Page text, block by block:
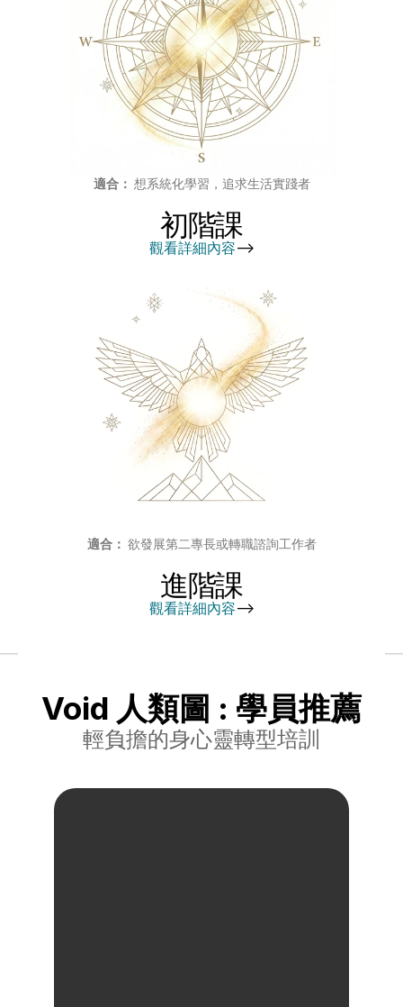
適合： 想系統化學習，追求生活實踐者
初階課
觀看詳細內容-->
適合： 欲發展第二專長或轉職諮詢工作者
進階課
觀看詳細內容-->
Void 人類圖 : 學員推薦
輕負擔的身心靈轉型培訓